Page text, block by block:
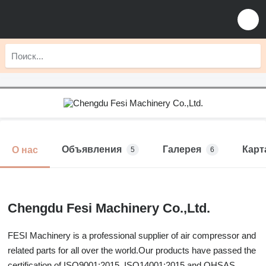
О нас Объявления 5 Галерея 6
Chengdu Fesi Machinery Co.,Ltd.
FESI Machinery is a professional supplier of air compressor and
related parts for all over the world.Our products have passed the